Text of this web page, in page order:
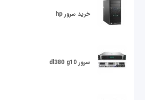
خرید سرور hp
سرور dl380 g10